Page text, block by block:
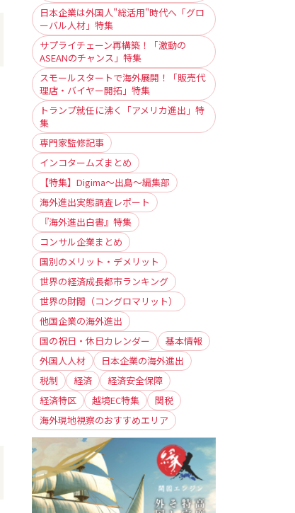
日本企業は外国人"総活用"時代へ「グロ
ーバル人材」特集
サプライチェーン再構築！「激動の
ASEANのチャンス」特集
スモールスタートで海外展開！「販売代
理店・バイヤー開拓」特集
トランプ就任に沸く「アメリカ進出」特
集
専門家監修記事
インコタームズまとめ
【特集】Digima〜出島〜編集部
海外進出実態調査レポート
『海外進出白書』特集
コンサル企業まとめ
国別のメリット・デメリット
世界の経済成長都市ランキング
世界の財閥（コングロマリット）
他国企業の海外進出
国の祝日・休日カレンダー
基本情報
外国人人材
日本企業の海外進出
税制
経済
経済安全保障
経済特区
越境EC特集
関税
海外現地視察のおすすめエリア